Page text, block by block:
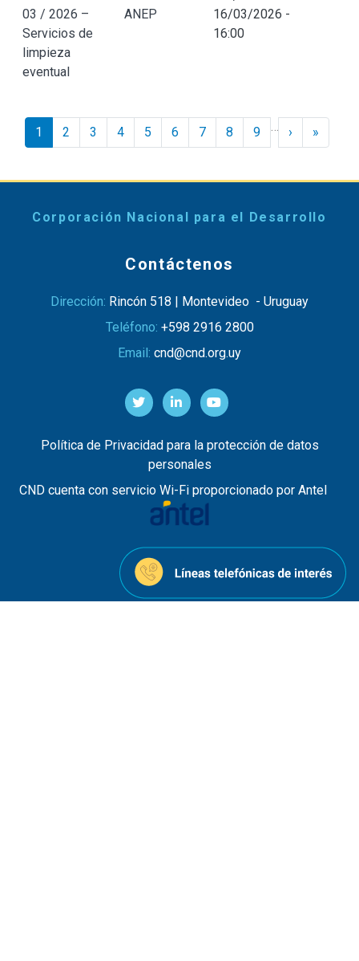
03 / 2026 –
Servicios de
limpieza
eventual
ANEP
16/03/2026 -
16:00
Paginación
1 2 3 4 5 6 7 8 9 … › Siguiente ›
»
Corporación Nacional para el Desarrollo
Contáctenos
Dirección: Rincón 518 | Montevideo - Uruguay
Teléfono: +598 2916 2800
Email: cnd@cnd.org.uy
Política de Privacidad para la protección de datos
personales
CND cuenta con servicio Wi-Fi proporcionado por Antel